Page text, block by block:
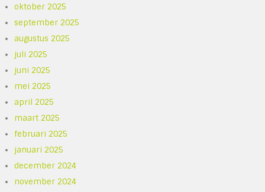
oktober 2025
september 2025
augustus 2025
juli 2025
juni 2025
mei 2025
april 2025
maart 2025
februari 2025
januari 2025
december 2024
november 2024